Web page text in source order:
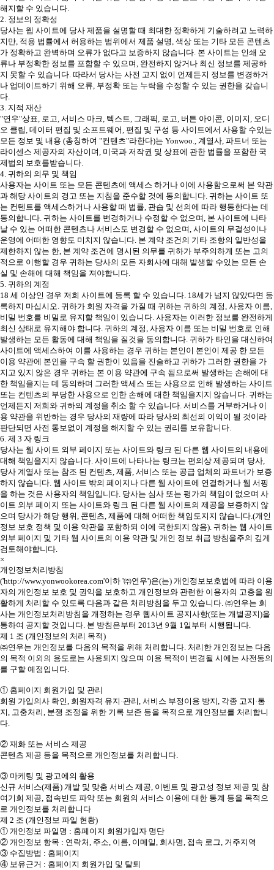
해지할 수 있습니다.
2. 정보의 정확성
당사는 웹 사이트에 당사 제품을 설명할 때 최대한 정확하게 기술하려고 노력하
지만, 적용 법률에서 허용하는 범위에서 제품 설명, 색상 또는 기타 모든 콘텐츠
가 정확하고 완벽하며 오류가 없다고 보증하지 않습니다. 본 사이트는 인쇄 오
류나 부정확한 정보를 포함할 수 있으며, 완전하지 않거나 최신 정보를 제공하
지 못할 수 있습니다. 따라서 당사는 사전 고지 없이 언제든지 정보를 변경하거
나 업데이트하기 위해 오류, 부정확 또는 누락을 수정할 수 있는 권한을 갖습니
다.
3. 지적 재산
"연우"상표, 로고, 서비스 마크, 텍스트, 그래픽, 로고, 버튼 아이콘, 이미지, 오디
오 클립, 데이터 편집 및 소프트웨어, 편집 및 구성 등 사이트에서 사용할 수있는
모든 정보 및 내용 (총칭하여 "컨텐츠"라한다)는 Yonwoo., 계열사, 파트너 또는
라이센스 제공자의 자산이며, 미국과 저작권 및 상표에 관한 법률을 포함한 국
제법의 보호를받습니다.
4. 귀하의 의무 및 책임
사용자는 사이트 또는 모든 콘텐츠에 액세스 하거나 이에 사용함으로써 본 약관
과 해당 사이트의 경고 또는 지침을 준수할 것에 동의합니다. 귀하는 사이트 또
는 컨텐트를 액세스하거나 사용할 때 법률, 관습 및 선의에 따라 행동한다는 데
동의합니다. 귀하는 사이트를 변경하거나 수정할 수 없으며, 본 사이트에 나타
날 수 있는 어떠한 콘텐츠나 서비스도 변경할 수 없으며, 사이트의 무결성이나
운영에 어떠한 영향도 미치지 않습니다. 본 계약 조건의 기타 조항의 일반성을
제한하지 않는 한, 본 계약 조건에 명시된 의무를 귀하가 부주의하게 또는 고의
적으로 이행할 경우 귀하는 당사의 모든 자회사에 대해 발생할 수있는 모든 손
실 및 손해에 대해 책임을 져야합니다.
5. 귀하의 계정
18 세 이상인 경우 저희 사이트에 등록 할 수 있습니다. 18세가 넘지 않았다면 등
록하지 마십시오. 귀하가 회원 자격을 가질 때 귀하는 귀하의 계정, 사용자 이름,
비밀 번호를 비밀로 유지할 책임이 있습니다. 사용자는 이러한 정보를 완전하게
최신 상태로 유지해야 합니다. 귀하의 계정, 사용자 이름 또는 비밀 번호로 인해
발생하는 모든 활동에 대해 책임을 질것을 동의합니다. 귀하가 타인을 대신하여
사이트에 액세스하여 이를 사용하는 경우 귀하는 본인이 본인이 제공 한 모든
이용 약관에 본인을 구속 할 권한이 있음을 진술하고 귀하가 그러한 권한을 가
지고 있지 않은 경우 귀하는 본 이용 약관에 구속 됨으로써 발생하는 손해에 대
한 책임을지는 데 동의하며 그러한 액세스 또는 사용으로 인해 발생하는 사이트
또는 컨텐츠의 부당한 사용으로 인한 손해에 대한 책임을지지 않습니다. 귀하는
언제든지 저희와 귀하의 계정을 취소 할 수 있습니다. 서비스를 거부하거나 이
용 약관을 위반하는 경우 당사의 재량에 따라 당사의 최선의 이익이 될 것이라
판단되면 사전 통보없이 계정을 해지할 수 있는 권리를 보유합니다.
6. 제 3 자 링크
당사는 웹 사이트 외부 페이지 또는 사이트와 링크 된 다른 웹 사이트의 내용에
대해 책임을지지 않습니다. 사이트에 나타나는 링크는 편의상 제공되며 당사,
당사 계열사 또는 참조 된 컨텐츠, 제품, 서비스 또는 공급 업체의 파트너가 보증
하지 않습니다. 웹 사이트 밖의 페이지나 다른 웹 사이트에 연결하거나 웹 서핑
을 하는 것은 사용자의 책임입니다. 당사는 심사 또는 평가의 책임이 없으며 사
이트 외부 페이지 또는 사이트와 링크 된 다른 웹 사이트의 제공을 보증하지 않
으며 당사가 해당 행위, 콘텐츠, 제품에 대해 어떠한 책임도지지 않습니다.(개인
정보 보호 정책 및 이용 약관을 포함하되 이에 국한되지 않음). 귀하는 웹 사이트
외부 페이지 및 기타 웹 사이트의 이용 약관 및 개인 정보 취급 방침을주의 깊게
검토해야합니다.
×
개인정보처리방침
('http://www.yonwookorea.com'이하 '㈜연우')은(는) 개인정보보호법에 따라 이용
자의 개인정보 보호 및 권익을 보호하고 개인정보와 관련한 이용자의 고충을 원
활하게 처리할 수 있도록 다음과 같은 처리방침을 두고 있습니다. ㈜연우는 회
사는 개인정보처리방침을 개정하는 경우 웹사이트 공지사항(또는 개별공지)을
통하여 공지할 것입니다. 본 방침은부터 2013년 9월 1일부터 시행됩니다.
제 1 조 (개인정보의 처리 목적)
㈜연우는 개인정보를 다음의 목적을 위해 처리합니다. 처리한 개인정보는 다음
의 목적 이외의 용도로는 사용되지 않으며 이용 목적이 변경될 시에는 사전동의
를 구할 예정입니다.
① 홈페이지 회원가입 및 관리
회원 가입의사 확인, 회원자격 유지·관리, 서비스 부정이용 방지, 각종 고지·통
지, 고충처리, 분쟁 조정을 위한 기록 보존 등을 목적으로 개인정보를 처리합니
다.
② 재화 또는 서비스 제공
콘텐츠 제공 등을 목적으로 개인정보를 처리합니다.
③ 마케팅 및 광고에의 활용
신규 서비스(제품) 개발 및 맞춤 서비스 제공, 이벤트 및 광고성 정보 제공 및 참
여기회 제공, 접속빈도 파악 또는 회원의 서비스 이용에 대한 통계 등을 목적으
로 개인정보를 처리합니다
제 2 조 (개인정보 파일 현황)
① 개인정보 파일명 : 홈페이지 회원가입자 명단
② 개인정보 항목 : 연락처, 주소, 이름, 이메일, 회사명, 접속 로그, 거주지역
③ 수집방법 : 홈페이지
④ 보유근거 : 홈페이지 회원가입 및 탈퇴